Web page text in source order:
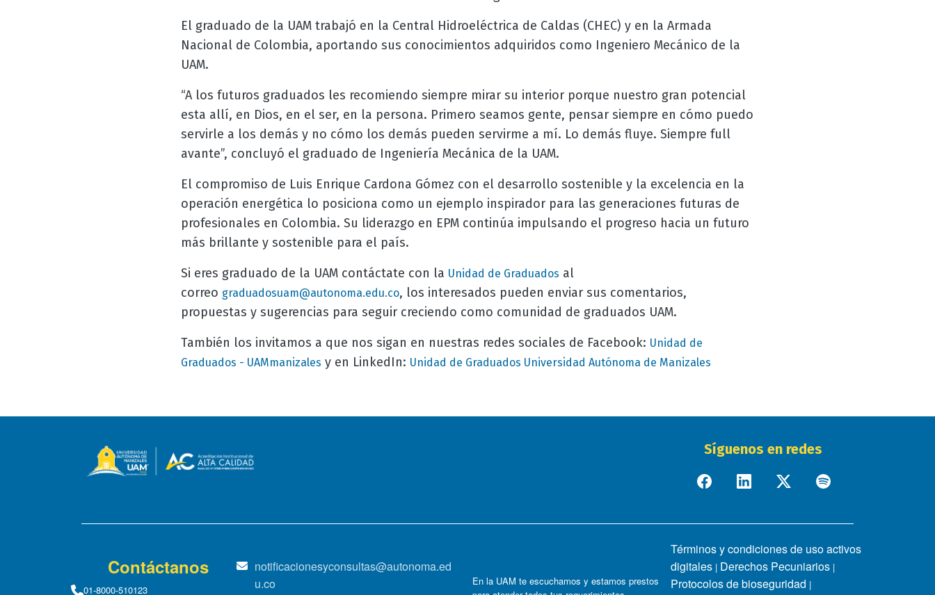
El graduado de la UAM trabajó en la Central Hidroeléctrica de Caldas (CHEC) y en la Armada
Nacional de Colombia, aportando sus conocimientos adquiridos como Ingeniero Mecánico de la
UAM.
“A los futuros graduados les recomiendo siempre mirar su interior porque nuestro gran potencial
esta allí, en Dios, en el ser, en la persona. Primero seamos gente, pensar siempre en cómo puedo
servirle a los demás y no cómo los demás pueden servirme a mí. Lo demás fluye. Siempre full
avante”, concluyó el graduado de Ingeniería Mecánica de la UAM.
El compromiso de Luis Enrique Cardona Gómez con el desarrollo sostenible y la excelencia en la
operación energética lo posiciona como un ejemplo inspirador para las generaciones futuras de
profesionales en Colombia. Su liderazgo en EPM continúa impulsando el progreso hacia un futuro
más brillante y sostenible para el país.
Si eres graduado de la UAM contáctate con la Unidad de Graduados al
correo graduadosuam@autonoma.edu.co, los interesados pueden enviar sus comentarios,
propuestas y sugerencias para seguir creciendo como comunidad de graduados UAM.
También los invitamos a que nos sigan en nuestras redes sociales de Facebook: Unidad de
Graduados - UAMmanizales y en LinkedIn: Unidad de Graduados Universidad Autónoma de Manizales
Síguenos en redes
Contáctanos
01-8000-510123
notificacionesyconsultas@autonoma.ed
u.co
En la UAM te escuchamos y estamos prestos
Términos y condiciones de uso activos
digitales | Derechos Pecuniarios |
Protocolos de bioseguridad |